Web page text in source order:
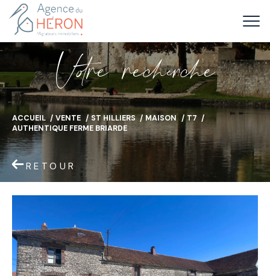
Vore recece
ACCUEIL VENTE ST HILLIERS MAISON
T7
AUTHENTIQUE FERME BRIARDE
RETOUR